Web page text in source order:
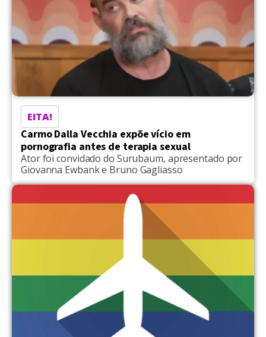
EITA!
Carmo Dalla Vecchia expõe vício em
pornografia antes de terapia sexual
Ator foi convidado do Surubaum, apresentado por
Giovanna Ewbank e Bruno Gagliasso